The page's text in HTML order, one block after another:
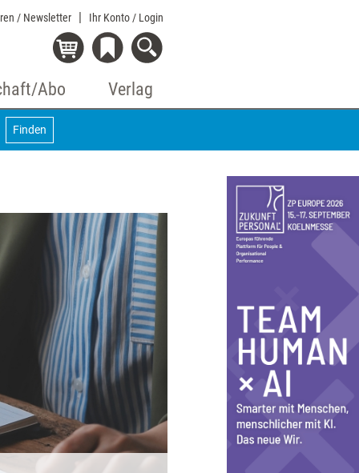
/ Newsletter Ihr Konto / Login
Abo Verlag
Finden